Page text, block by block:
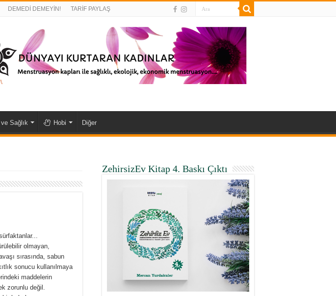
DEMEDİ DEMEYİN! TARİF PAYLAŞ
ve Sağlık Hobi Diğer
olmayan,
sırasında, sabun
sonucu kullanılmaya
maddelerin
zorunlu değil.
ZehirsizEv Kitap 4. Baskı Çıktı